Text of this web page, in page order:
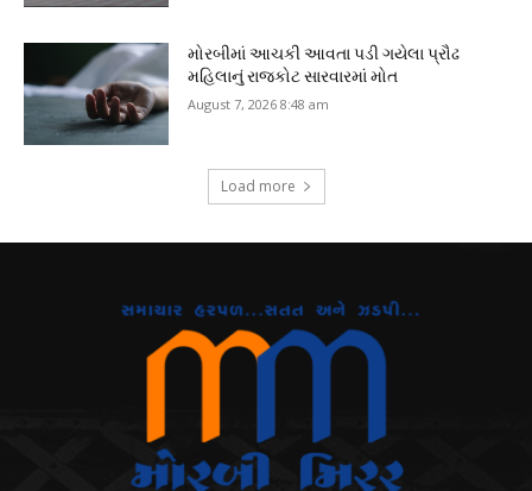
મોરબીમાં આચકી આવતા પડી ગયેલા પ્રૌઢ
મહિલાનું રાજકોટ સારવારમાં મોત
August 7, 2026 8:48 am
Load more